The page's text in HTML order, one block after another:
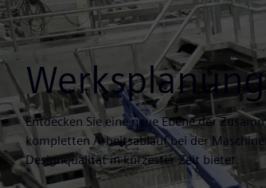
Werksplanung
Entdecken Sie eine neue Ebene der
kompletten Arbeitsablauf bei der
Designqualität in kürzester Zeit bietet.